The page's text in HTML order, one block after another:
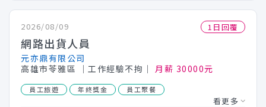
2026/08/09
網路出貨人員
1日回覆
元亦鼎有限公司
高雄市苓雅區
│工作經驗不拘│ 月薪 30000元
員工旅遊 年終獎金 員工聚餐
看更多